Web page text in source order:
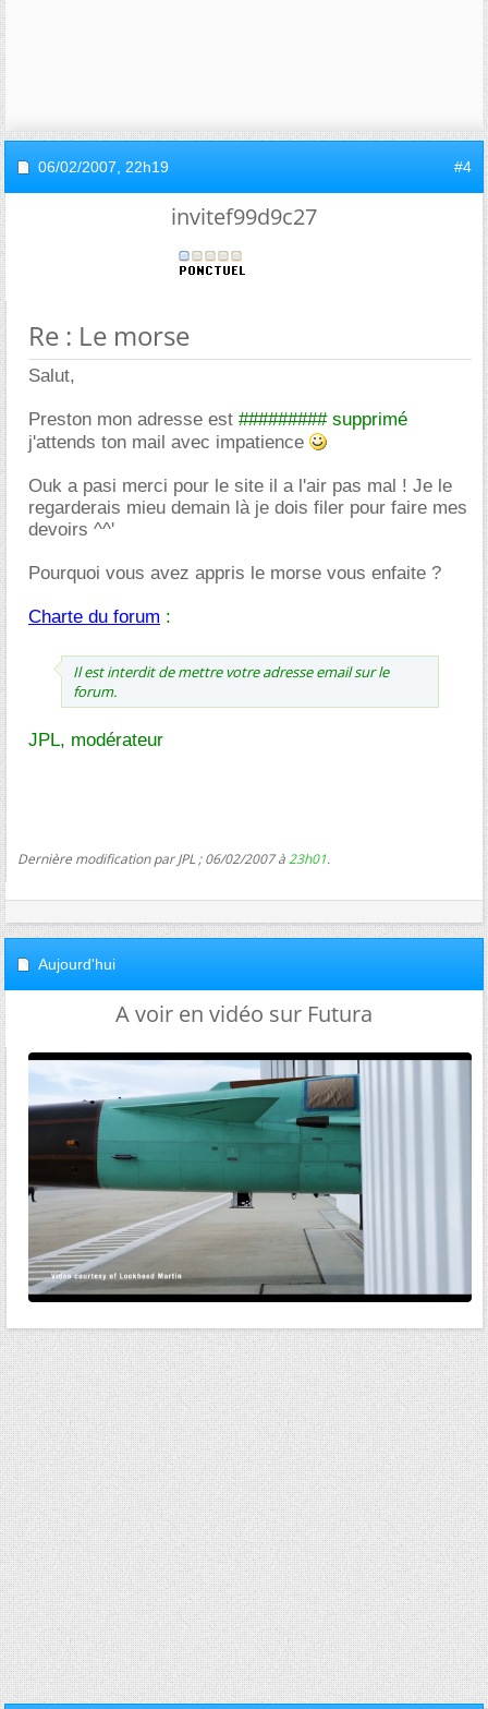
06/02/2007, 22h19 #4
invitef99d9c27
Re : Le morse
Salut,
Preston mon adresse est ######### supprimé
j'attends ton mail avec impatience
Ouk a pasi merci pour le site il a l'air pas mal ! Je le
regarderais mieu demain là je dois filer pour faire mes
devoirs ^^'
Pourquoi vous avez appris le morse vous enfaite ?
Charte du forum :
Il est interdit de mettre votre adresse email sur le
forum.
JPL, modérateur
Dernière modification par JPL ; 06/02/2007 à23h01.
Aujourd'hui
A voir en vidéo sur Futura